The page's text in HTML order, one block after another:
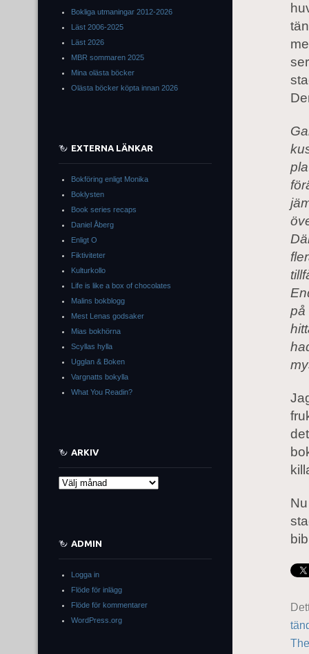
på
Bokliga utmaningar 2012-2026
Läst 2006-2025
Läst 2026
MBR sommaren 2025
Mina olästa böcker
Olästa böcker köpta innan 2026
EXTERNA LÄNKAR
Bokföring enligt Monika
Boklysten
Book series recaps
Daniel Åberg
Enligt O
Fiktiviteter
Kulturkollo
Life is like a box of chocolates
Malins bokblogg
Mest Lenas godsaker
Mias bokhörna
Scyllas hylla
Ugglan & Boken
Vargnatts bokylla
What You Readin?
ARKIV
Arkiv
ADMIN
Logga in
Flöde för inlägg
Flöde för kommentarer
WordPress.org